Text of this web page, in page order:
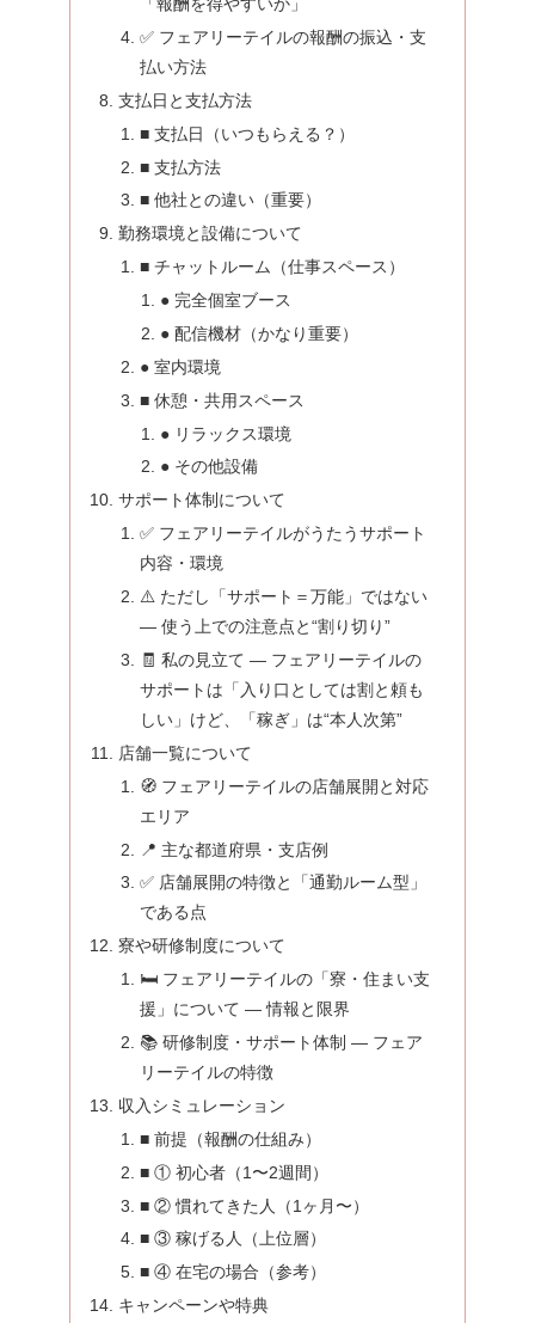
✅ フェアリーテイルの報酬の振込・支
払い方法
支払日と支払方法
■ 支払日（いつもらえる？）
■ 支払方法
■ 他社との違い（重要）
勤務環境と設備について
■ チャットルーム（仕事スペース）
● 完全個室ブース
● 配信機材（かなり重要）
● 室内環境
■ 休憩・共用スペース
● リラックス環境
● その他設備
サポート体制について
✅ フェアリーテイルがうたうサポート
内容・環境
⚠️ ただし「サポート＝万能」ではない
— 使う上での注意点と“割り切り”
🧾 私の見立て — フェアリーテイルの
サポートは「入り口としては割と頼も
しい」けど、「稼ぎ」は“本人次第”
店舗一覧について
🧭 フェアリーテイルの店舗展開と対応
エリア
📍 主な都道府県・支店例
✅ 店舗展開の特徴と「通勤ルーム型」
である点
寮や研修制度について
🛏️ フェアリーテイルの「寮・住まい支
援」について — 情報と限界
📚 研修制度・サポート体制 — フェア
リーテイルの特徴
収入シミュレーション
■ 前提（報酬の仕組み）
■ ① 初心者（1〜2週間）
■ ② 慣れてきた人（1ヶ月〜）
■ ③ 稼げる人（上位層）
■ ④ 在宅の場合（参考）
キャンペーンや特典